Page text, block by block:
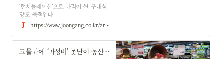
‘런치플레이션’으로 가격이 싼 구내식
당도 북적인다.
https://www.joongang.co.kr/article/25194890
고물가에 ‘가성비’ 못난이 농산물 인기…농가도 ‘활짝’